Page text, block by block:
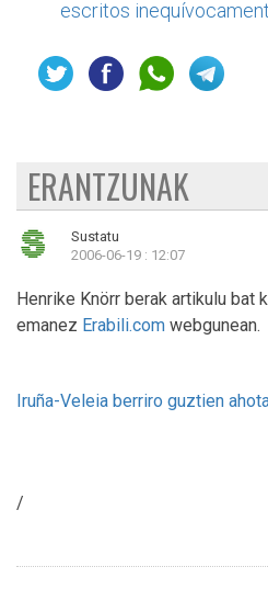
escritos
ERANTZUNAK
Sustatu
2006-06-19 : 12:07
Henrike Knörr berak artikulu bat
emanez Erabili.com webgunean.
Iruña-Veleia berriro guztien
/